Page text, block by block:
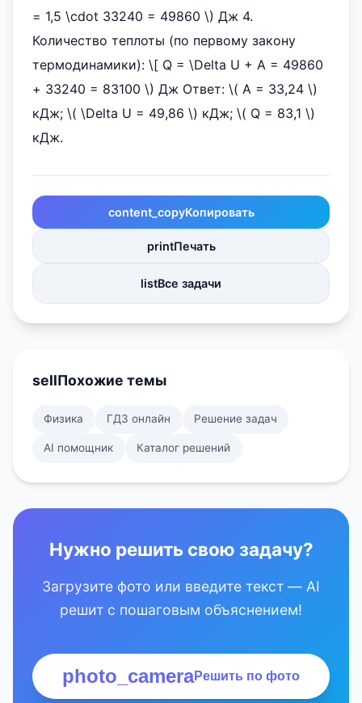
= 1,5 \cdot 33240 = 49860 \) Дж 4.
Количество теплоты (по первому закону
термодинамики): \[ Q = \Delta U + A = 49860
+ 33240 = 83100 \) Дж Ответ: \( A = 33,24 \)
кДж; \( \Delta U = 49,86 \) кДж; \( Q = 83,1 \)
кДж.
content_copyКопировать
printПечать
listВсе задачи
sellПохожие темы
Физика ГДЗ онлайн Решение задач
AI помощник Каталог решений
Нужно решить свою задачу?
Загрузите фото или введите текст — AI
решит с пошаговым объяснением!
photo_cameraРешить по фото